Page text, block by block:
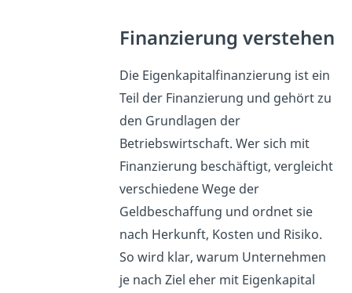
Finanzierung verstehen
Die Eigenkapitalfinanzierung ist ein
Teil der Finanzierung und gehört zu
den Grundlagen der
Betriebswirtschaft. Wer sich mit
Finanzierung beschäftigt, vergleicht
verschiedene Wege der
Geldbeschaffung und ordnet sie
nach Herkunft, Kosten und Risiko.
So wird klar, warum Unternehmen
je nach Ziel eher mit Eigenkapital